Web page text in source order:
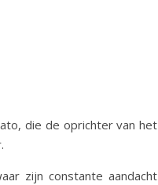
die de oprichter van het
zijn constante aandacht